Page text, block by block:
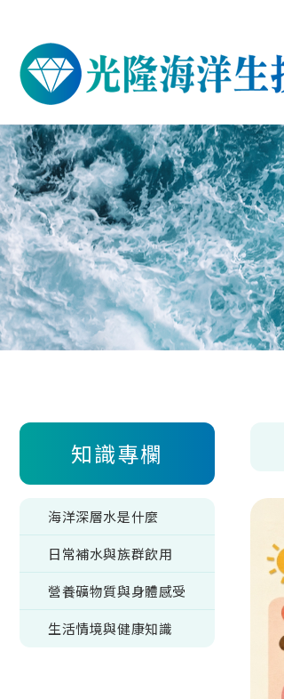
知識專欄
海洋深層水是什麼
日常補水與族群飲用
營養礦物質與身體感受
生活情境與健康知識